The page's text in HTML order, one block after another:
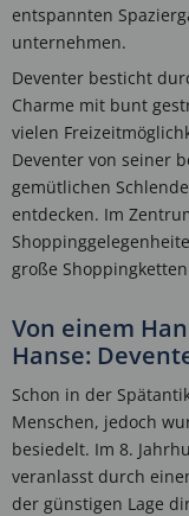
entspannten
unternehmen.
Deventer besticht
Charme mit bunt
vielen
Deventer von seiner
gemütlichen
entdecken. Im
große
Von einem
Hanse:
Schon in der
Menschen, jedoch
besiedelt. Im 8.
veranlasst durch
der günstigen Lage